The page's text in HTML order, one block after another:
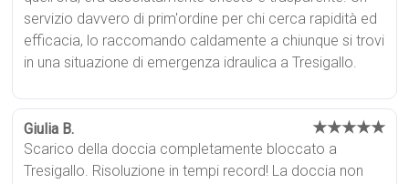
servizio davvero di prim'ordine per chi cerca rapidità ed
efficacia, lo raccomando caldamente a chiunque si trovi
in una situazione di emergenza idraulica a Tresigallo.
Giulia B. ★★★★★
Scarico della doccia completamente bloccato a
Tresigallo. Risoluzione in tempi record! La doccia non